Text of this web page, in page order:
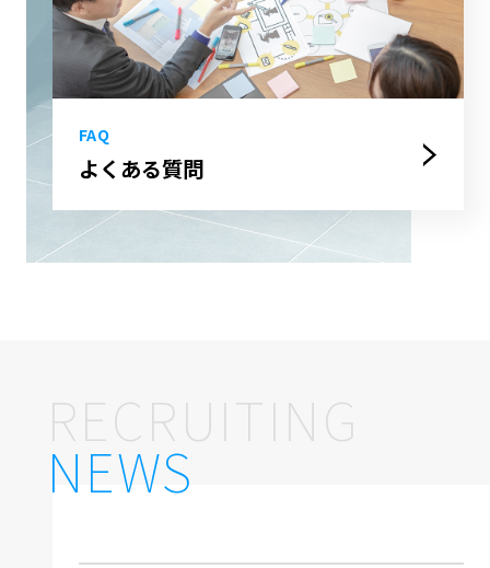
FAQ
よくある質問
RECRUITING
NEWS